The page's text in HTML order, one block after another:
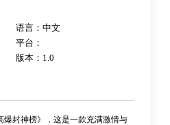
语言：中文
平台：
版本：1.0
爆封神榜》，这是一款充满激情与